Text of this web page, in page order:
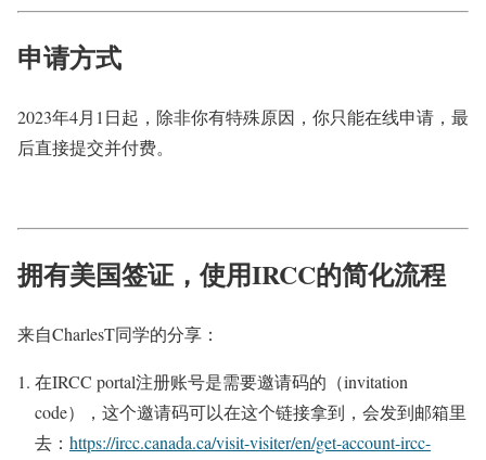
申请方式
2023年4月1日起，除非你有特殊原因，你只能在线申请，最
后直接提交并付费。
拥有美国签证，使用IRCC的简化流程
来自CharlesT同学的分享：
在IRCC portal注册账号是需要邀请码的（invitation
code），这个邀请码可以在这个链接拿到，会发到邮箱里
去： https://ircc.canada.ca/visit-visiter/en/get-account-ircc-